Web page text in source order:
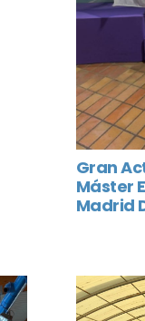
Gran
Máster
Madrid